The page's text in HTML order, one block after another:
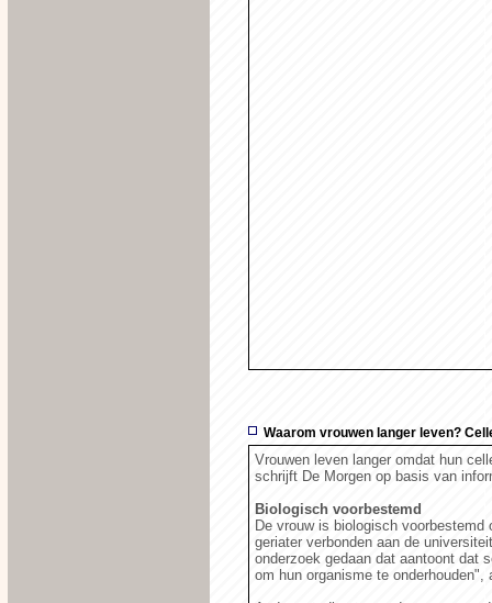
Waarom vrouwen langer leven?
Vrouwen leven langer omdat hun
schrijft De Morgen op basis van
Biologisch voorbestemd
De vrouw is biologisch
geriater verbonden aan de
onderzoek gedaan dat aantoont dat
om hun organisme te onderhouden",